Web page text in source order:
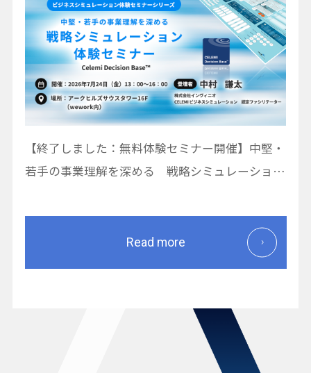
【終了しました：無料体験セミナー開催】中堅・
若手の事業理解を深める 戦略シミュレーション
Read more